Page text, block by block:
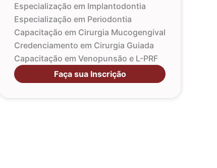
Especialização em Implantodontia
Especialização em Periodontia
Capacitação em Cirurgia Mucogengival
Credenciamento em Cirurgia Guiada
Capacitação em Venopunsão e L-PRF
Faça sua Inscrição